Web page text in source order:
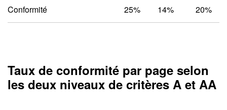
Conformité 25% 14% 20%
Taux de conformité par page selon
les deux niveaux de critères A et AA